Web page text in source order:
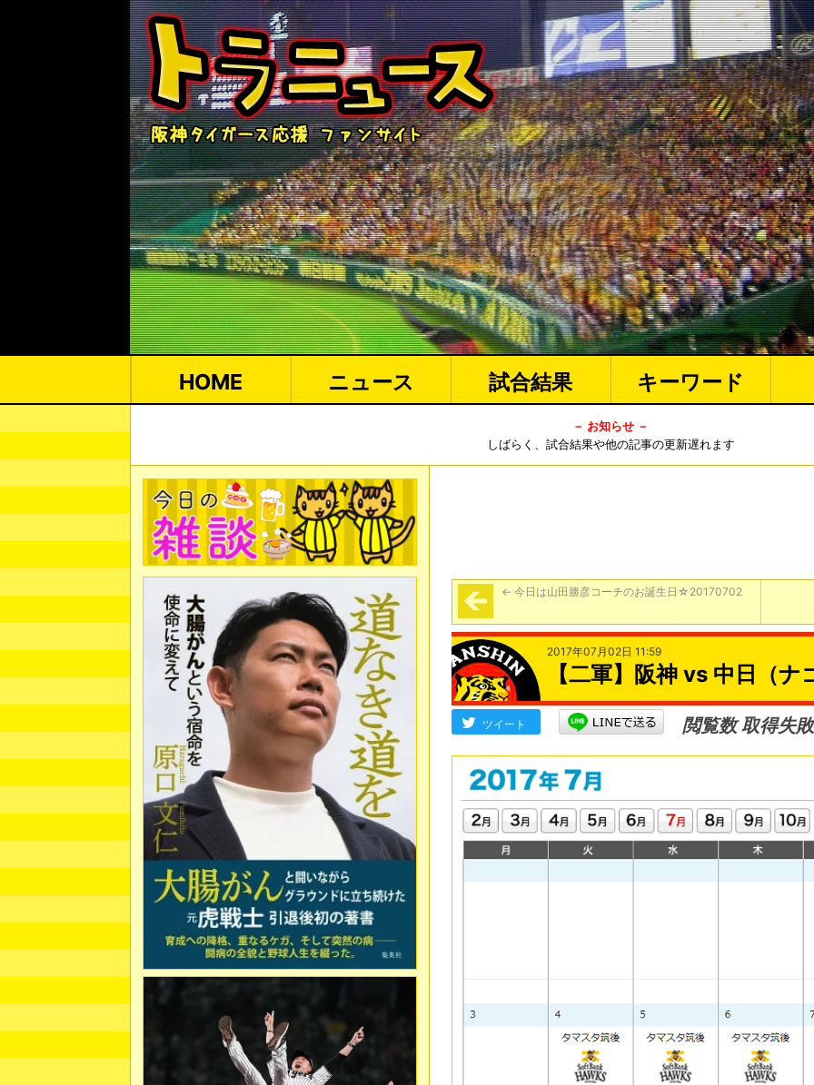
HOME ニュース 試合結果 キーワード
－ お知らせ －
しばらく、試合結果や他の記事の更新遅れます
← 今日は山田勝彦コーチのお誕生日☆20170702
2017年07月02日 11:59
【二軍】阪神 vs 中日（
ツイート 閲覧数 取得失敗